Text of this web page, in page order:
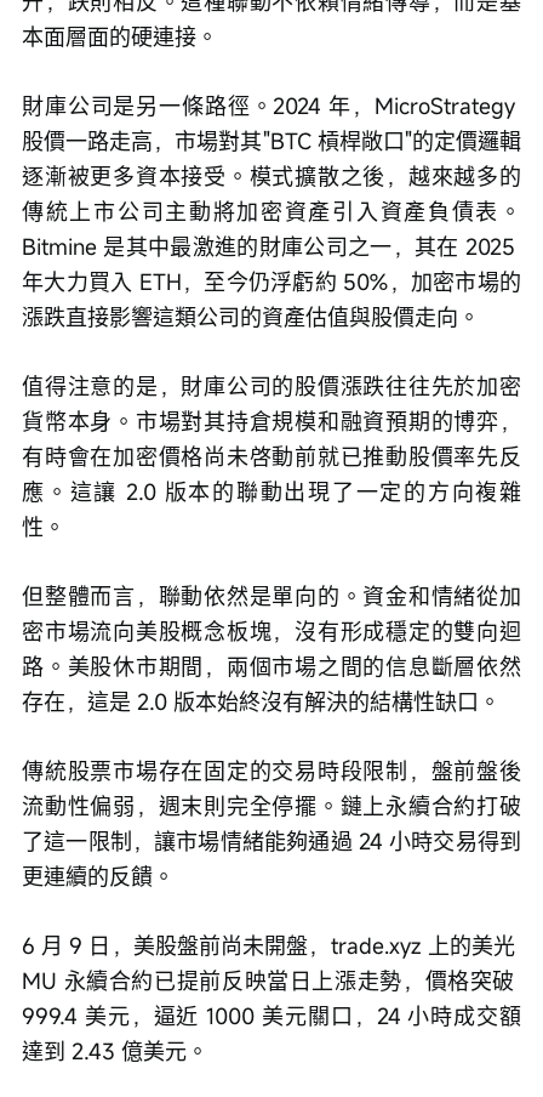
本面層面的硬連接。
財庫公司是另一條路徑。2024 年，MicroStrategy
股價一路走高，市場對其"BTC 槓桿敞口"的定價邏輯
逐漸被更多資本接受。模式擴散之後，越來越多的
傳統上市公司主動將加密資產引入資產負債表。
Bitmine 是其中最激進的財庫公司之一，其在 2025
年大力買入 ETH，至今仍浮虧約 50%，加密市場的
漲跌直接影響這類公司的資產估值與股價走向。
值得注意的是，財庫公司的股價漲跌往往先於加密
貨幣本身。市場對其持倉規模和融資預期的博弈，
有時會在加密價格尚未啓動前就已推動股價率先反
應。這讓 2.0 版本的聯動出現了一定的方向複雜
性。
但整體而言，聯動依然是單向的。資金和情緒從加
密市場流向美股概念板塊，沒有形成穩定的雙向迴
路。美股休市期間，兩個市場之間的信息斷層依然
存在，這是 2.0 版本始終沒有解決的結構性缺口。
傳統股票市場存在固定的交易時段限制，盤前盤後
流動性偏弱，週末則完全停擺。鏈上永續合約打破
了這一限制，讓市場情緒能夠通過 24 小時交易得到
更連續的反饋。
6 月 9 日，美股盤前尚未開盤，trade.xyz 上的美光
MU 永續合約已提前反映當日上漲走勢，價格突破
999.4 美元，逼近 1000 美元關口，24 小時成交額
達到 2.43 億美元。